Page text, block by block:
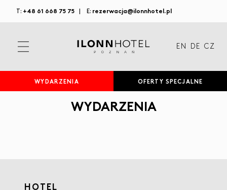
T: +48 61 668 75 75 | E: rezerwacja@ilonnhotel.pl
WYDARZENIA OFERTY SPECJALNE
EN DE CZ
WYDARZENIA
HOTEL